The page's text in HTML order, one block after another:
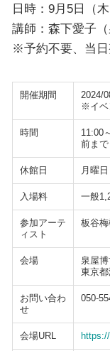
日時：9月5日（
講師：森下愛子
※予約不要、当
開催期間
2024/
※イベ
時間
11:00
前まで
休館日 月曜
入場料 一般
参加アーテ
ィスト
板谷
会場
泉屋
東京都
お問い合わ
せ
050-
会場URL